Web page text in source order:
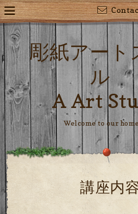
彫紙アート
ル
A Art
Welcome to our
講座内